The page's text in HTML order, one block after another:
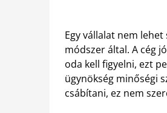
Egy vállalat nem
módszer által. A cég
oda kell figyelni, ezt
ügynökség minőségi
csábítani, ez nem